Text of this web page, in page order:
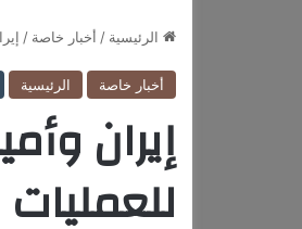
الرئيسية / أخبار خاصة /
أخبار خاصة الرئيسية
إيران